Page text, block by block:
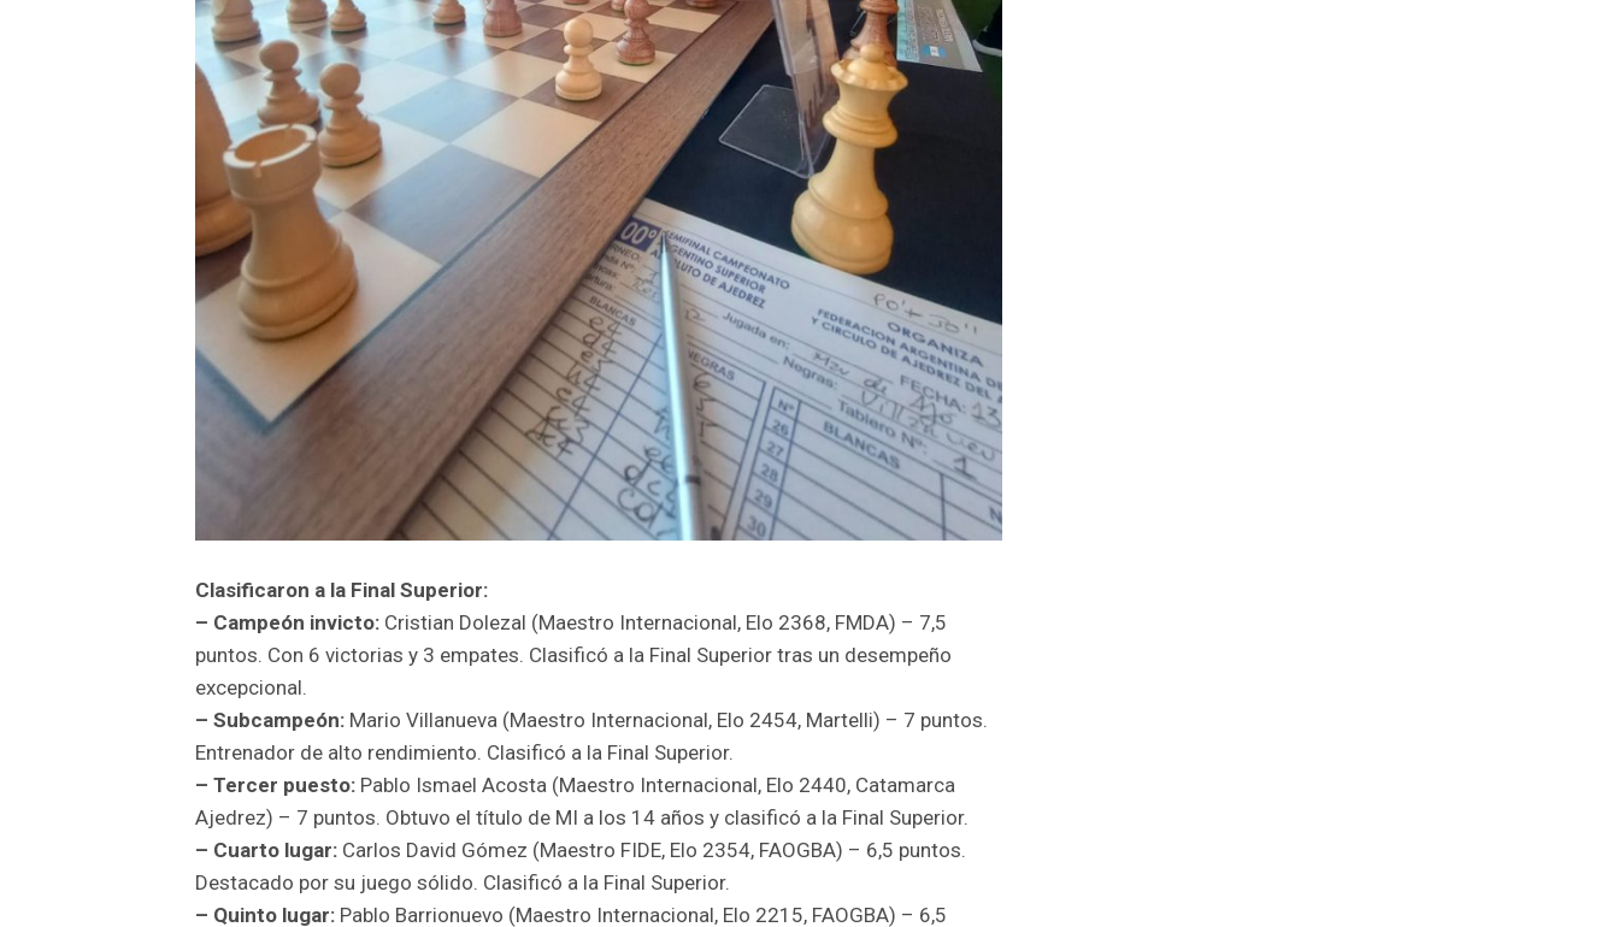
Clasificaron a la Final Superior:
– Campeón invicto: Cristian Dolezal (Maestro Internacional, Elo 2368, FMDA) – 7,5
puntos. Con 6 victorias y 3 empates. Clasificó a la Final Superior tras un desempeño
excepcional.
– Subcampeón: Mario Villanueva (Maestro Internacional, Elo 2454, Martelli) – 7 puntos.
Entrenador de alto rendimiento. Clasificó a la Final Superior.
– Tercer puesto: Pablo Ismael Acosta (Maestro Internacional, Elo 2440, Catamarca
Ajedrez) – 7 puntos. Obtuvo el título de MI a los 14 años y clasificó a la Final Superior.
– Cuarto lugar: Carlos David Gómez (Maestro FIDE, Elo 2354, FAOGBA) – 6,5 puntos.
Destacado por su juego sólido. Clasificó a la Final Superior.
– Quinto lugar: Pablo Barrionuevo (Maestro Internacional, Elo 2215, FAOGBA) – 6,5